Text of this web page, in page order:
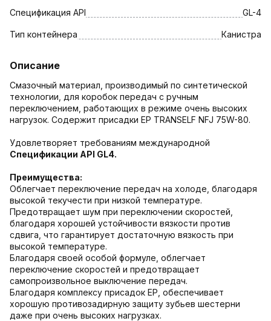
Спецификация API GL-4
Тип контейнера Канистра
Описание
Смазочный материал, производимый по синтетической
технологии, для коробок передач с ручным
переключением, работающих в режиме очень высоких
нагрузок. Содержит присадки ЕР TRANSELF NFJ 75W-80.
Удовлетворяет требованиям международной
Спецификации API GL4.
Преимущества:
Облегчает переключение передач на холоде, благодаря
высокой текучести при низкой температуре.
Предотвращает шум при переключении скоростей,
благодаря хорошей устойчивости вязкости против
сдвига, что гарантирует достаточную вязкость при
высокой температуре.
Благодаря своей особой формуле, облегчает
переключение скоростей и предотвращает
самопроизвольное выключение передач.
Благодаря комплексу присадок ЕР, обеспечивает
хорошую противозадирную защиту зубьев шестерни
даже при очень высоких нагрузках.